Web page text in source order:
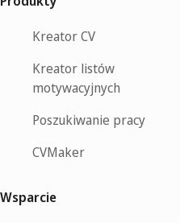
Kreator CV
Kreator listów
motywacyjnych
Poszukiwanie pracy
CVMaker
Wsparcie